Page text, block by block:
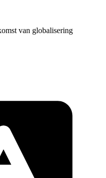
van globalisering